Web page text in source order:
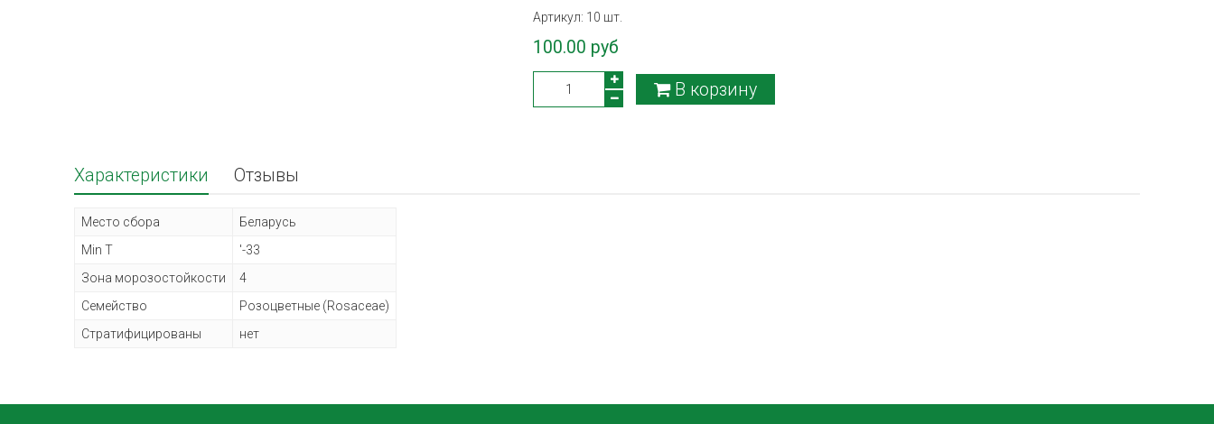
Артикул: 10 шт.
100.00 руб
В корзину
Характеристики Отзывы
Место сбора
Беларусь
Min T
'-33
Зона морозостойкости
4
Семейство
Розоцветные (Rosaceae)
Стратифицированы
нет